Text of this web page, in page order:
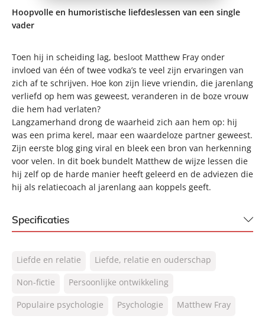
Hoopvolle en humoristische liefdeslessen van een single
vader
Toen hij in scheiding lag, besloot Matthew Fray onder
invloed van één of twee vodka’s te veel zijn ervaringen van
zich af te schrijven. Hoe kon zijn lieve vriendin, die jarenlang
verliefd op hem was geweest, veranderen in de boze vrouw
die hem had verlaten?
Langzamerhand drong de waarheid zich aan hem op: hij
was een prima kerel, maar een waardeloze partner geweest.
Zijn eerste blog ging viral en bleek een bron van herkenning
voor velen. In dit boek bundelt Matthew de wijze lessen die
hij zelf op de harde manier heeft geleerd en de adviezen die
hij als relatiecoach al jarenlang aan koppels geeft.
Specificaties
NUR:
770
Type:
E-book
Auteur(s):
Matthew Fray
Liefde en relatie
Liefde, relatie en ouderschap
Non-fictie
Persoonlijke ontwikkeling
Populaire psychologie
Psychologie Matthew Fray